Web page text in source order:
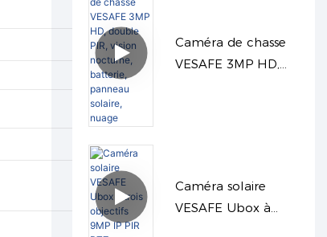
Caméra de chasse
VESAFE 3MP HD,
Caméra solaire
VESAFE Ubox à